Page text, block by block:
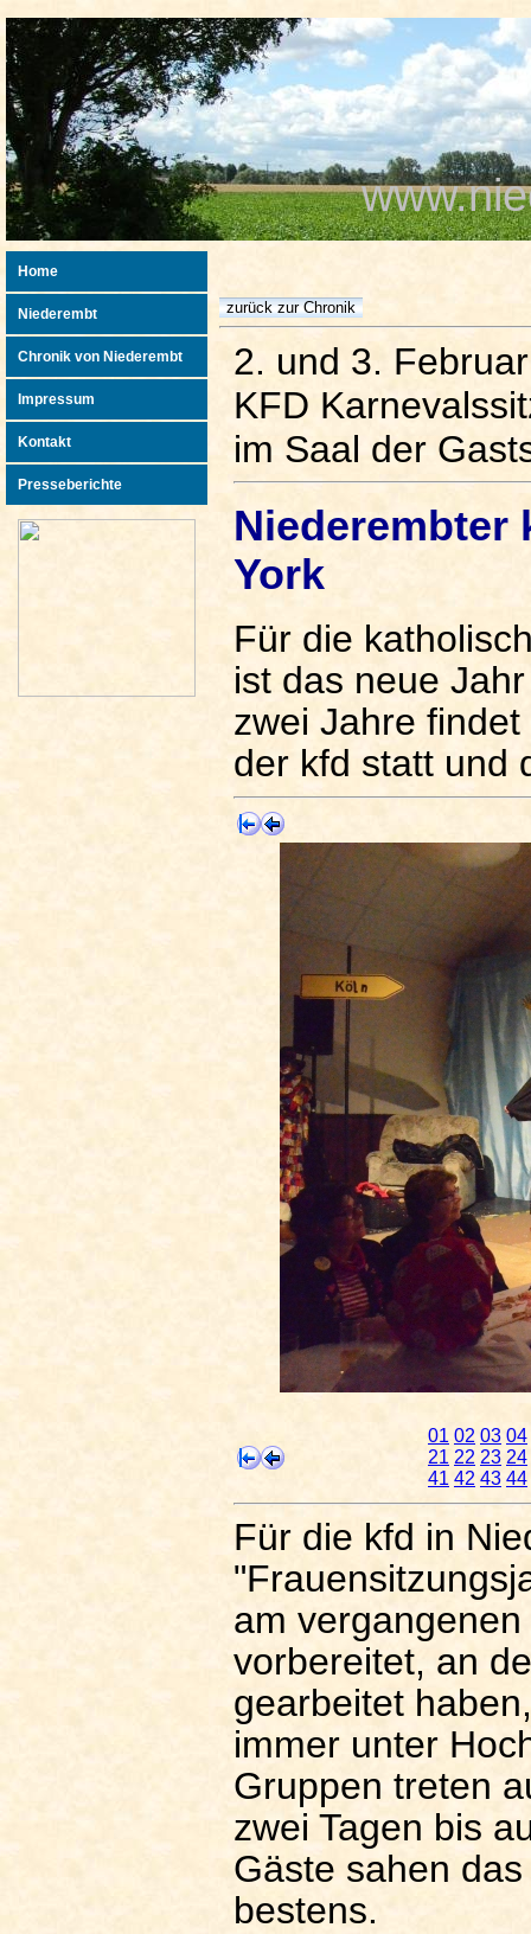
2. und 3.
KFD
im Saal der
Niederembter
York
Für die
ist das neue
zwei Jahre
der kfd statt und
01 02 03 04
21 22 23 24
41 42 43 44
Für die kfd in
am
vorbereitet, an
gearbeitet
immer unter
Gruppen treten
zwei Tagen bis
Gäste sahen
bestens.
Home
Niederembt
Chronik von Niederembt
Impressum
Kontakt
Presseberichte